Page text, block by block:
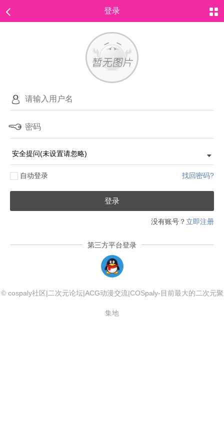
登录
自动登录 找回密码?
登录
没有账号？ 立即注册
第三方平台登录
© cospaly社区|二次元论坛|ACG动漫交流|COSpaly-目前最大的二次元聚
集地